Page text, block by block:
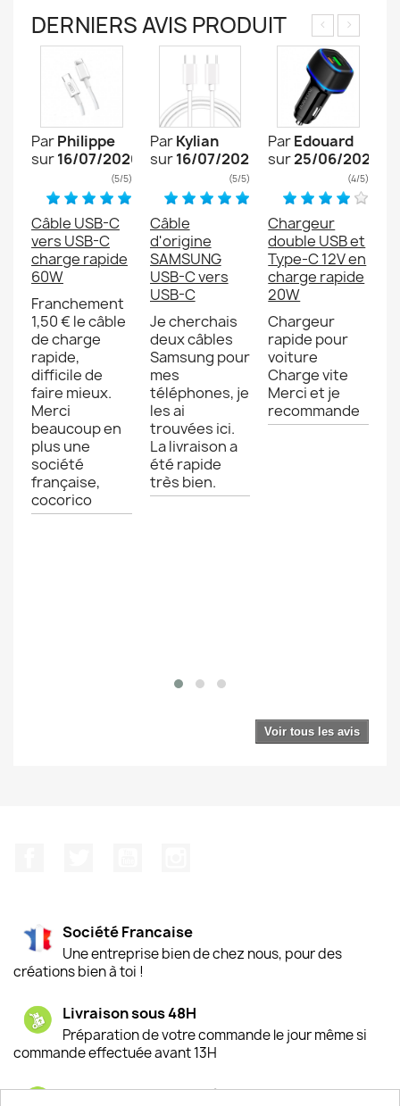
DERNIERS AVIS PRODUIT
ParPhilippe
sur16/07/2026
(5/5)
Câble USB-C
vers USB-C
charge rapide
60W
Franchement
1,50 € le câble
de charge
rapide,
difficile de
faire mieux.
Merci
beaucoup en
plus une
société
française,
cocorico
ParKylian
sur16/07/2026
(5/5)
Câble
d'origine
SAMSUNG
USB-C vers
USB-C
Je cherchais
deux câbles
Samsung pour
mes
téléphones, je
les ai
trouvées ici.
La livraison a
été rapide
très bien.
ParEdouard
sur25/06/2026
(4/5)
Chargeur
double USB et
Type-C 12V en
charge rapide
20W
Chargeur
rapide pour
voiture
Charge vite
Merci et je
recommande
< >
Voir tous les avis
Société Francaise
Une entreprise bien de chez nous, pour des
créations bien à toi !
Livraison sous 48H
Préparation de votre commande le jour même si
commande effectuée avant 13H
Satisfaction de nos clients